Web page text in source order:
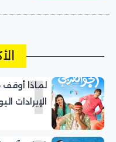
1
لماذا
الإيرادات